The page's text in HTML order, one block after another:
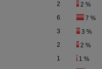
2 2 %
6 7 %
3 3 %
2 2 %
1 1 %